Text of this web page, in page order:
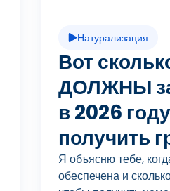
Натурализация
Вот
ДОЛЖНЫ
в 2026
получить
Я объясню тебе,
обеспечена и